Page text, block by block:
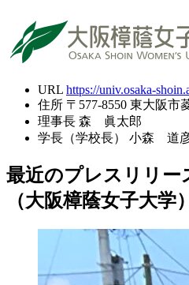
URL https://univ.osaka-
住所 〒577-8550 東大阪市
理事長 森 眞太郎
学長（学校長）
小森 道
最近のプレスリリー
（大阪樟蔭女子大学）